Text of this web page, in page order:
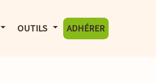
AFFICHER LE MENU
OUTILS AFFICHER LE MENU
ADHÉRER